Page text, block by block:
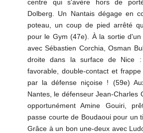
centre qui s'avère hors de
Dolberg. Un Nantais dégage en
poteau, un coup de pied arrêté
pour le Gym (47e). À la sortie
avec Sébastien Corchia, Osman
droite dans la surface de Nice :
favorable, double-contact et
par la défense niçoise ! (59e)
Nantes, le défenseur Jean-Charles
opportunément Amine Gouiri,
passe courte de Boudaoui pour un
Grâce à un bon une-deux avec